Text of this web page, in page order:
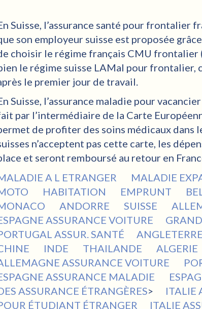
Suisse, l’assurance santé pour frontalier
son employeur suisse est proposée
choisir le régime français CMU
le régime suisse LAMal pour frontalier,
le premier jour de travail.
Suisse, l’assurance maladie pour
par l’intermédiaire de la Carte
de profiter des soins médicaux dans
n’acceptent pas cette carte, les
et seront remboursé au retour en
A L ETRANGER
MALADIE
HABITATION EMPRUNT
ANDORRE SUISSE
ASSURANCE VOITURE
ASSUR. SANTÉ
INDE THAILANDE ALGERIE
ASSURANCE VOITURE
ASSURANCE MALADIE
ASSURANCE ÉTRANGÈRES> ITALIE
ÉTUDIANT ÉTRANGER
ITALIE